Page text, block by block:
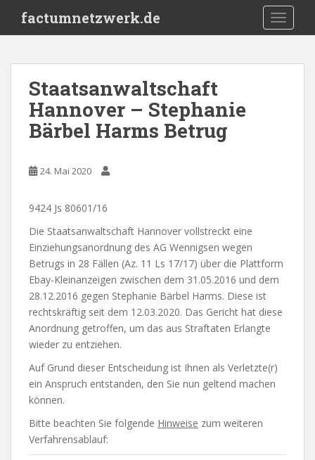
i
factumnetzwerk.de
Staatsanwaltschaft
Hannover – Stephanie
Bärbel Harms Betrug
24. Mai 2020
9424 Js 80601/16
Die Staatsanwaltschaft Hannover vollstreckt eine
Einziehungsanordnung des AG Wennigsen wegen
Betrugs in 28 Fällen (Az. 11 Ls 17/17) über die Plattform
Ebay-Kleinanzeigen zwischen dem 31.05.2016 und dem
28.12.2016 gegen Stephanie Bärbel Harms. Diese ist
rechtskräftig seit dem 12.03.2020. Das Gericht hat diese
Anordnung getroffen, um das aus Straftaten Erlangte
wieder zu entziehen.
Auf Grund dieser Entscheidung ist Ihnen als Verletzte(r)
ein Anspruch entstanden, den Sie nun geltend machen
können.
Bitte beachten Sie folgende Hinweise zum weiteren
Verfahrensablauf: